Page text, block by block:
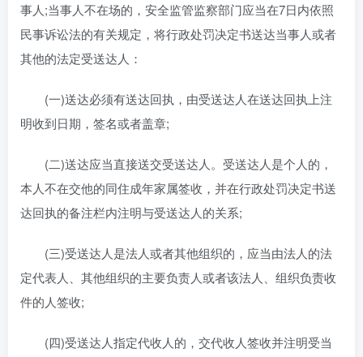
事人;当事人不在场的，安全监管监察部门应当在7日内依照
民事诉讼法的有关规定，将行政处罚决定书送达当事人或者
其他的法定受送达人：
(一)送达必须有送达回执，由受送达人在送达回执上注
明收到日期，签名或者盖章;
(二)送达应当直接送交受送达人。受送达人是个人的，
本人不在交他的同住成年家属签收，并在行政处罚决定书送
达回执的备注栏内注明与受送达人的关系;
(三)受送达人是法人或者其他组织的，应当由法人的法
定代表人、其他组织的主要负责人或者该法人、组织负责收
件的人签收;
(四)受送达人指定代收人的，交代收人签收并注明受当